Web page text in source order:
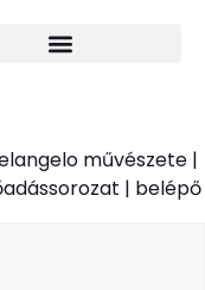
művészete |
| belépő